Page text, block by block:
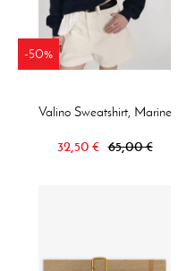
-50%
Valino Sweatshirt, Marine
32,50 € 65,00 €